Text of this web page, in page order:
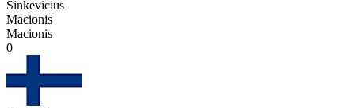
Sinkevicius
Macionis
Macionis
0